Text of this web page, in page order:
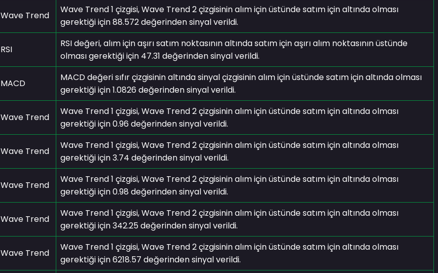
Wave Trend
Wave Trend 1 çizgisi, Wave Trend 2 çizgisinin alım için üstünde satım için altında olması
gerektiği için 88.572 değerinden sinyal verildi.
RSI
RSI değeri, alım için aşırı satım noktasının altında satım için aşırı alım noktasının üstünde
olması gerektiği için 47.31 değerinden sinyal verildi.
MACD
MACD değeri sıfır çizgisinin altında sinyal çizgisinin alım için üstünde satım için altında olması
gerektiği için 1.0826 değerinden sinyal verildi.
Wave Trend
Wave Trend 1 çizgisi, Wave Trend 2 çizgisinin alım için üstünde satım için altında olması
gerektiği için 0.96 değerinden sinyal verildi.
Wave Trend
Wave Trend 1 çizgisi, Wave Trend 2 çizgisinin alım için üstünde satım için altında olması
gerektiği için 3.74 değerinden sinyal verildi.
Wave Trend
Wave Trend 1 çizgisi, Wave Trend 2 çizgisinin alım için üstünde satım için altında olması
gerektiği için 0.98 değerinden sinyal verildi.
Wave Trend
Wave Trend 1 çizgisi, Wave Trend 2 çizgisinin alım için üstünde satım için altında olması
gerektiği için 342.25 değerinden sinyal verildi.
Wave Trend
Wave Trend 1 çizgisi, Wave Trend 2 çizgisinin alım için üstünde satım için altında olması
gerektiği için 6218.57 değerinden sinyal verildi.